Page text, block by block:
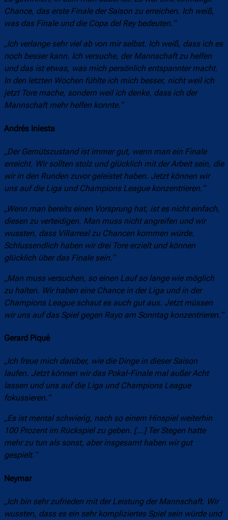
Chance, das erste Finale der Saison zu erreichen. Ich weiß,
was das Finale und die Copa del Rey bedeuten.“
„Ich verlange sehr viel ab von mir selbst. Ich weiß, dass ich es
noch besser kann. Ich versuche, der Mannschaft zu helfen
und das ist etwas, was mich persönlich entspannter macht.
In den letzten Wochen fühlte ich mich besser, nicht weil ich
jetzt Tore mache, sondern weil ich denke, dass ich der
Mannschaft mehr helfen konnte.“
Andrés Iniesta
„Der Gemütszustand ist immer gut, wenn man ein Finale
erreicht. Wir sollten stolz und glücklich mit der Arbeit sein, die
wir in den Runden zuvor geleistet haben. Jetzt können wir
uns auf die Liga und Champions League konzentrieren.“
„Wenn man bereits einen Vorsprung hat, ist es nicht einfach,
diesen zu verteidigen. Man muss nicht angreifen und wir
wussten, dass Villarreal zu Chancen kommen würde.
Schlussendlich haben wir drei Tore erzielt und können
glücklich über das Finale sein.“
„Man muss versuchen, so einen Lauf so lange wie möglich
zu halten. Wir haben eine Chance in der Liga und in der
Champions League schaut es auch gut aus. Jetzt müssen
wir uns auf das Spiel gegen Rayo am Sonntag konzentrieren.“
Gerard Piqué
„Ich freue mich darüber, wie die Dinge in dieser Saison
laufen. Jetzt können wir das Pokal-Finale mal außer Acht
lassen und uns auf die Liga und Champions League
fokussieren.“
„Es ist mental schwierig, nach so einem Hinspiel weiterhin
100 Prozent im Rückspiel zu geben. […] Ter Stegen hatte
mehr zu tun als sonst, aber insgesamt haben wir gut
gespielt.“
Neymar
„Ich bin sehr zufrieden mit der Leistung der Mannschaft. Wir
wussten, dass es ein sehr kompliziertes Spiel sein würde und